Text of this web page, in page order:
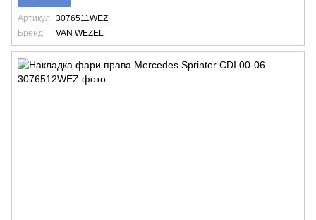
Артикул
3076511WEZ
Бренд
VAN WEZEL